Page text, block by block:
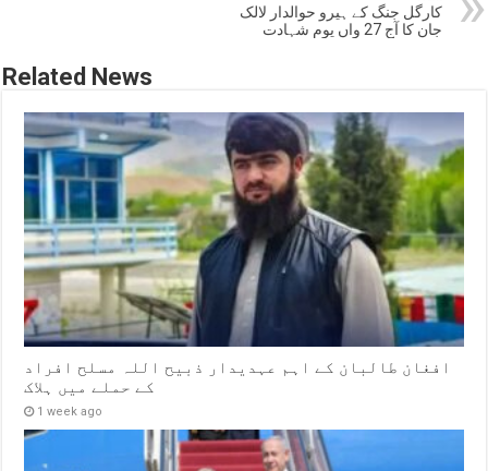
کارگل جنگ کے ہیرو حوالدار لالک
جان کا آج 27 واں یوم شہادت
Related News
افغان طالبان کے اہم عہدیدار ذبیح اللہ مسلح افراد
کے حملے میں ہلاک
1 week ago